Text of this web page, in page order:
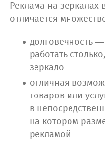
Реклама на зеркалах
отличается
долговечность
работать
зеркало
отличная
товаров или
в
на котором
рекламой